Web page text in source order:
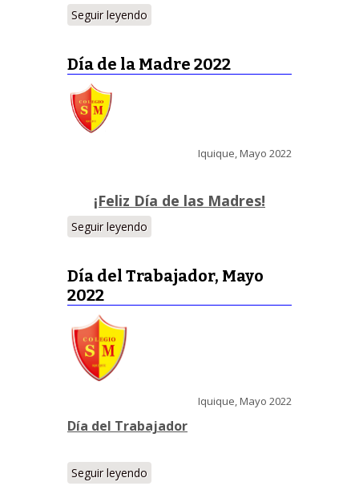
Seguir leyendo
Día de la Madre 2022
Iquique, Mayo 2022
¡Feliz Día de las Madres!
Seguir leyendo
Día del Trabajador, Mayo
2022
Iquique, Mayo 2022
Día del Trabajador
Seguir leyendo